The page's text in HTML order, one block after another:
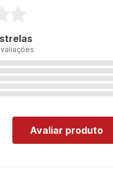
Avaliar produto